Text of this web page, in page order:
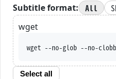
Subtitle format: All
wget
wget --no-glob --no-clobber --
Select all